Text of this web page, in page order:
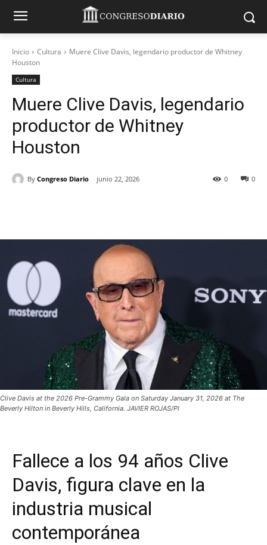
Inicio Cultura
Muere Clive Davis, legendario productor de Whitney
Houston
Cultura
Muere Clive Davis, legendario
productor de Whitney
Houston
By Congreso Diario junio 22, 2026 0
0
Clive Davis at the 2026 Pre-Grammy Gala on Saturday January 31, 2026 at The
Beverly Hilton in Beverly Hills, California. JAVIER ROJAS/PI
Fallece a los 94 años Clive
Davis, figura clave en la
industria musical
contemporánea